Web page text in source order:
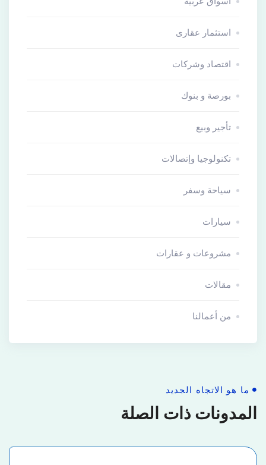
استثمار عقارى
اقتصاد وشركات
بورصة و بنوك
تأجير وبيع
تكنولوجيا وإتصالات
سياحة وسفر
سيارات
مشروعات و عقارات
مقالات
من أعمالنا
ما هو الاتجاه الجديد
المدونات ذات الصلة